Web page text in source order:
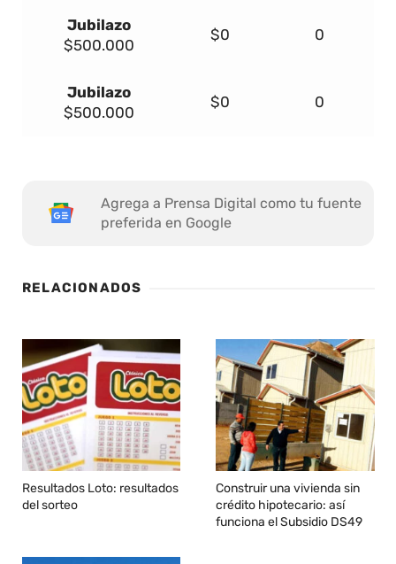
Jubilazo
$500.000
$0 0
Jubilazo
$500.000
$0 0
Agrega a Prensa Digital como tu fuente
preferida en Google
RELACIONADOS
Resultados Loto: resultados
del sorteo
Construir una vivienda sin
crédito hipotecario: así
funciona el Subsidio DS49